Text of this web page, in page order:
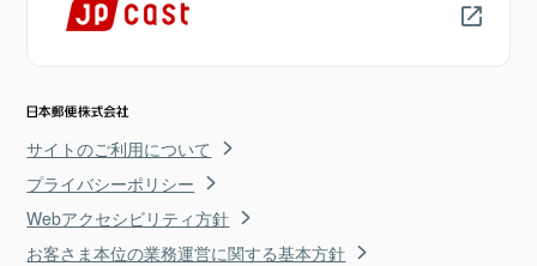
サイトのご利用について
プライバシーポリシー
Webアクセシビリティ方針
お客さま本位の業務運営に関する基本方針